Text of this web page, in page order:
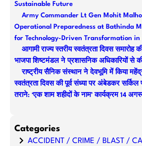
Sustainable Future
Army Commander Lt Gen Mohit
Operational Preparedness at Bathinda
for Technology-Driven Transformation
आगामी राज्य स्तरीय स्वतंत्रता दिवस समारोह
भाजपा शिष्टमंडल ने प्रशासनिक अधिकारियों से
राष्ट्रीय सैनिक संस्थान ने देवभूमि में किया
स्वतंत्रता दिवस की पूर्व संध्या पर अंबेडकर
तराने: ‘एक शाम शहीदों के नाम’ कार्यक्रम 14
Categories
ACCIDENT / CRIME / BLAST /